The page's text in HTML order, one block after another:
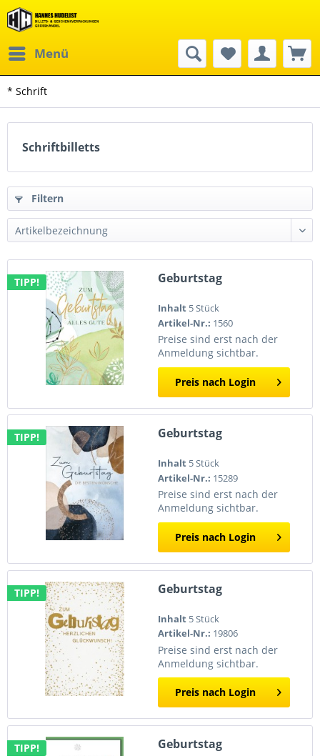
Menü
* Schrift
Schriftbilletts
Filtern
TIPP! Geburtstag
Inhalt 5 Stück
Artikel-Nr.: 1560
Preise sind erst nach der
Anmeldung sichtbar.
Preis nach Login
TIPP! Geburtstag
Inhalt 5 Stück
Artikel-Nr.: 15289
Preise sind erst nach der
Anmeldung sichtbar.
Preis nach Login
TIPP! Geburtstag
Inhalt 5 Stück
Artikel-Nr.: 19806
Preise sind erst nach der
Anmeldung sichtbar.
Preis nach Login
TIPP! Geburtstag